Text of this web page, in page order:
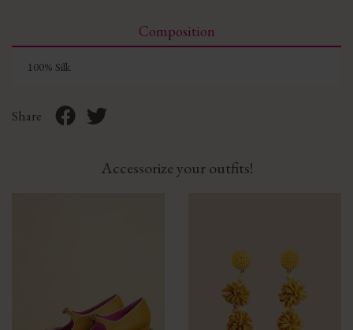
Composition
100% Silk
Share
Accessorize your outfits!